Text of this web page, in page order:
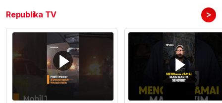
Republika TV >